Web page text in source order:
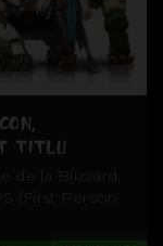
TITLU
de la Blizzard,
(First Person